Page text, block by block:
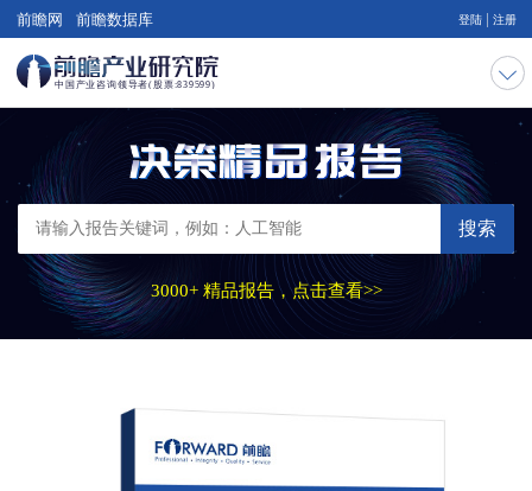
前瞻网 前瞻数据库 登陆 注册
搜索
3000+ 精品报告，点击查看>>